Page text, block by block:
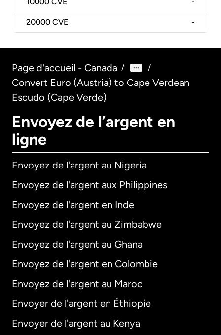
10000 CVE -
20000 CVE -
Page d'accueil - Canada / /
Convert Euro (Austria) to Cape Verdean
Escudo (Cape Verde)
Envoyez de l’argent en
ligne
Envoyez de l'argent au Nigeria
Envoyez de l'argent aux Philippines
Envoyez de l'argent en Inde
Envoyez de l'argent au Zimbabwe
Envoyez de l'argent au Ghana
Envoyez de l'argent en Colombie
Envoyez de l'argent au Maroc
Envoyer de l'argent en Éthiopie
Envoyer de l'argent au Kenya